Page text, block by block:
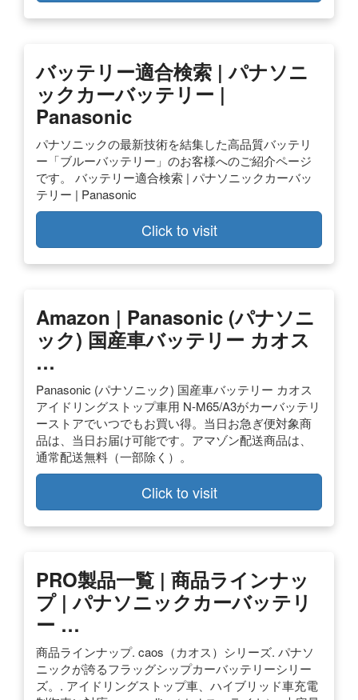
バッテリー適合検索 | パナソニ
ックカーバッテリー |
Panasonic
パナソニックの最新技術を結集した高品質バッテリ
ー「ブルーバッテリー」のお客様へのご紹介ページ
です。 バッテリー適合検索 | パナソニックカーバッ
テリー | Panasonic
Click to visit
Amazon | Panasonic (パナソニ
ック) 国産車バッテリー カオス
…
Panasonic (パナソニック) 国産車バッテリー カオス
アイドリングストップ車用 N-M65/A3がカーバッテリ
ーストアでいつでもお買い得。当日お急ぎ便対象商
品は、当日お届け可能です。アマゾン配送商品は、
通常配送無料（一部除く）。
Click to visit
PRO製品一覧 | 商品ラインナッ
プ | パナソニックカーバッテリ
ー …
商品ラインナップ. caos（カオス）シリーズ. パナソ
ニックが誇るフラッグシップカーバッテリーシリー
ズ。. アイドリングストップ車、ハイブリッド車充電